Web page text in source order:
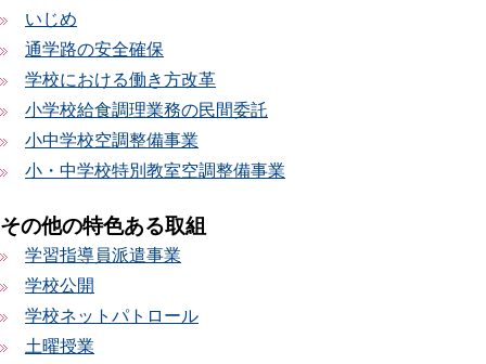
いじめ
通学路の安全確保
学校における働き方改革
小学校給食調理業務の民間委託
小中学校空調整備事業
小・中学校特別教室空調整備事業
その他の特色ある取組
学習指導員派遣事業
学校公開
学校ネットパトロール
土曜授業